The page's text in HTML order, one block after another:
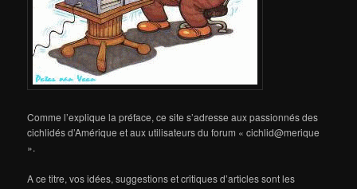
Comme l’explique la préface, ce site s’adresse aux passionnés des
cichlidés d’Amérique et aux utilisateurs du forum « cichlid@merique
».
A ce titre, vos idées, suggestions et critiques d’articles sont les